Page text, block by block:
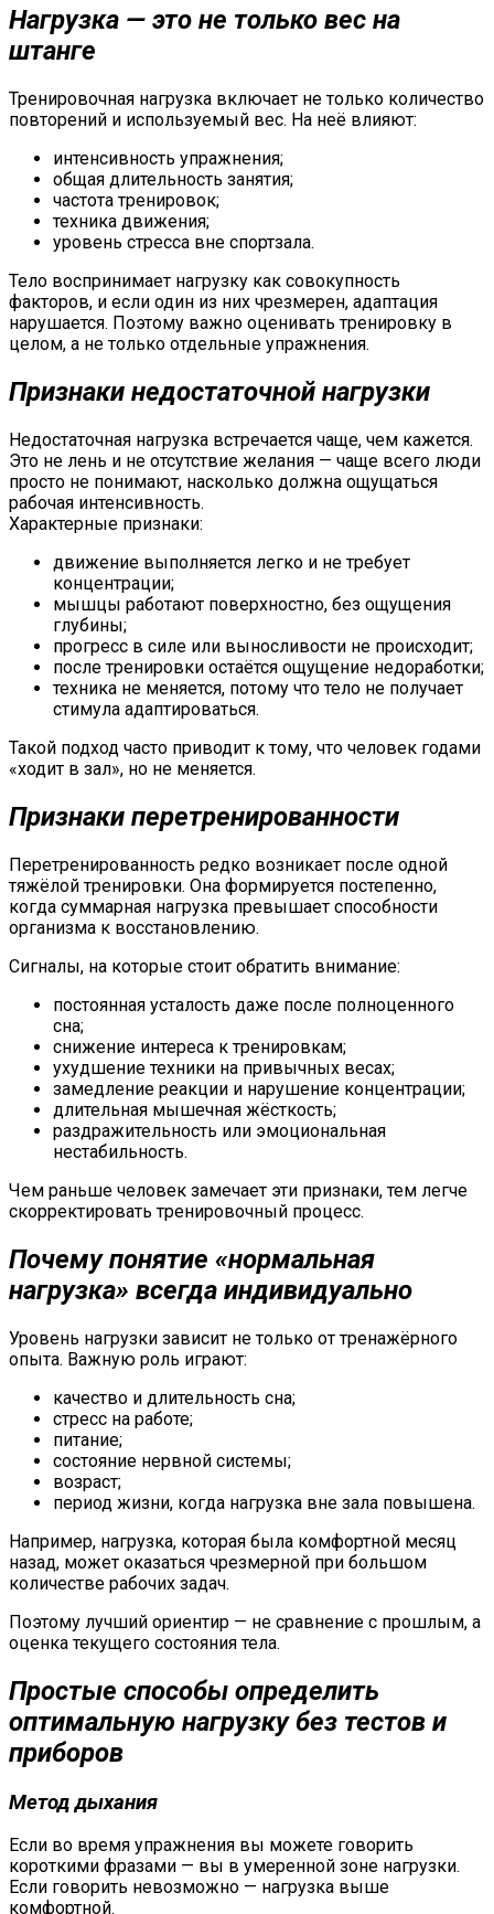
Нагрузка — это не только вес на
штанге
Тренировочная нагрузка включает не только количество
повторений и используемый вес. На неё влияют:
интенсивность упражнения;
общая длительность занятия;
частота тренировок;
техника движения;
уровень стресса вне спортзала.
Тело воспринимает нагрузку как совокупность
факторов, и если один из них чрезмерен, адаптация
нарушается. Поэтому важно оценивать тренировку в
целом, а не только отдельные упражнения.
Признаки недостаточной нагрузки
Недостаточная нагрузка встречается чаще, чем кажется.
Это не лень и не отсутствие желания — чаще всего люди
просто не понимают, насколько должна ощущаться
рабочая интенсивность.
Характерные признаки:
движение выполняется легко и не требует
концентрации;
мышцы работают поверхностно, без ощущения
глубины;
прогресс в силе или выносливости не происходит;
после тренировки остаётся ощущение недоработки;
техника не меняется, потому что тело не получает
стимула адаптироваться.
Такой подход часто приводит к тому, что человек годами
«ходит в зал», но не меняется.
Признаки перетренированности
Перетренированность редко возникает после одной
тяжёлой тренировки. Она формируется постепенно,
когда суммарная нагрузка превышает способности
организма к восстановлению.
Сигналы, на которые стоит обратить внимание:
постоянная усталость даже после полноценного
сна;
снижение интереса к тренировкам;
ухудшение техники на привычных весах;
замедление реакции и нарушение концентрации;
длительная мышечная жёсткость;
раздражительность или эмоциональная
нестабильность.
Чем раньше человек замечает эти признаки, тем легче
скорректировать тренировочный процесс.
Почему понятие «нормальная
нагрузка» всегда индивидуально
Уровень нагрузки зависит не только от тренажёрного
опыта. Важную роль играют:
качество и длительность сна;
стресс на работе;
питание;
состояние нервной системы;
возраст;
период жизни, когда нагрузка вне зала повышена.
Например, нагрузка, которая была комфортной месяц
назад, может оказаться чрезмерной при большом
количестве рабочих задач.
Поэтому лучший ориентир — не сравнение с прошлым, а
оценка текущего состояния тела.
Простые способы определить
оптимальную нагрузку без тестов и
приборов
Метод дыхания
Если во время упражнения вы можете говорить
короткими фразами — вы в умеренной зоне нагрузки.
Если говорить невозможно — нагрузка выше
комфортной.